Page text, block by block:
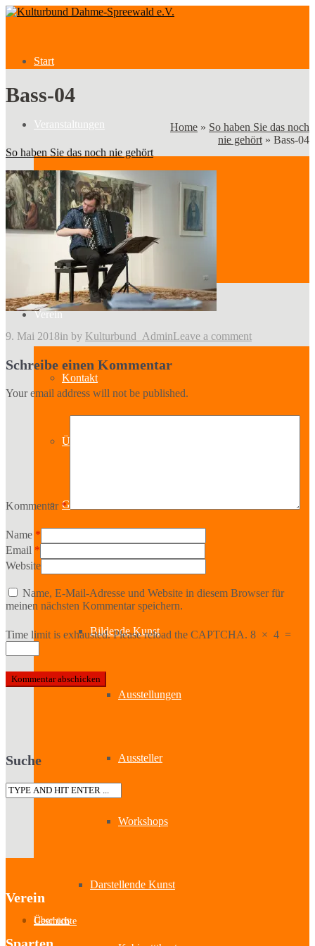
Start
Veranstaltungen
Veranstaltungen
Kategorien
Verein
Kontakt
Über uns
Geschichte
Bildende Kunst
Ausstellungen
Aussteller
Workshops
Darstellende Kunst
Bass-04
Home » So haben Sie das noch
nie gehört » Bass-04
So haben Sie das noch nie gehört
9. Mai 2018in by Kulturbund_AdminLeave a comment
Schreibe einen Kommentar
Your email address will not be published.
Kommentar *
Name *
Email *
Website
Name, E-Mail-Adresse und Website in diesem Browser für
meinen nächsten Kommentar speichern.
Time limit is exhausted. Please reload the CAPTCHA. 8 × 4 =
Suche
Verein
Über uns
Geschichte
Sparten